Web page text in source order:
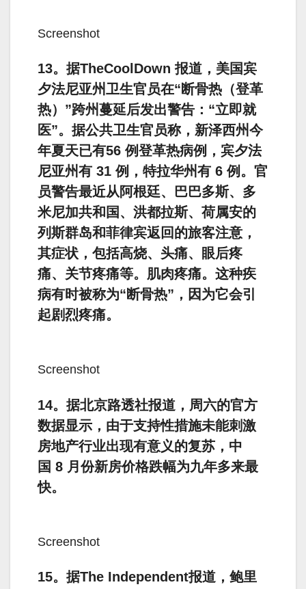
Screenshot
13。据TheCoolDown 报道，美国宾
夕法尼亚州卫生官员在“断骨热（登革
热）”跨州蔓延后发出警告：“立即就
医”。据公共卫生官员称，新泽西州今
年夏天已有56 例登革热病例，宾夕法
尼亚州有 31 例，特拉华州有 6 例。官
员警告最近从阿根廷、巴巴多斯、多
米尼加共和国、洪都拉斯、荷属安的
列斯群岛和菲律宾返回的旅客注意，
其症状，包括高烧、头痛、眼后疼
痛、关节疼痛等。肌肉疼痛。这种疾
病有时被称为“断骨热”，因为它会引
起剧烈疼痛。
Screenshot
14。据北京路透社报道，周六的官方
数据显示，由于支持性措施未能刺激
房地产行业出现有意义的复苏，中
国 8 月份新房价格跌幅为九年多来最
快。
Screenshot
15。据The Independent报道，鲍里